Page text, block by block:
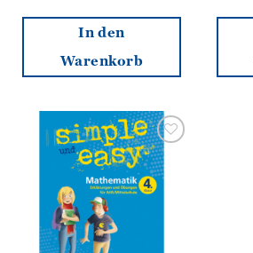
In den
Warenkorb
Zur
Wunschliste
hinzufügen